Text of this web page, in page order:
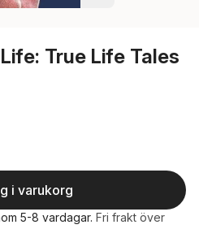
True Life Tales
i varukorg
5-8 vardagar. Fri frakt över